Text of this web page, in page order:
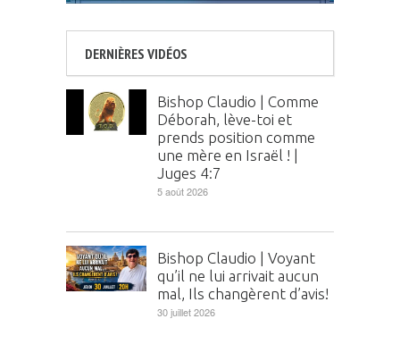
DERNIÈRES VIDÉOS
Bishop Claudio | Comme
Déborah, lève-toi et
prends position comme
une mère en Israël ! |
Juges 4:7
5 août 2026
Bishop Claudio | Voyant
qu’il ne lui arrivait aucun
mal, Ils changèrent d’avis!
30 juillet 2026